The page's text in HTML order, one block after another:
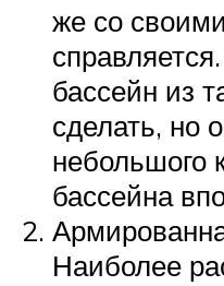
же со
бассейн из
сделать, но
небольшого
бассейна
Наиболее